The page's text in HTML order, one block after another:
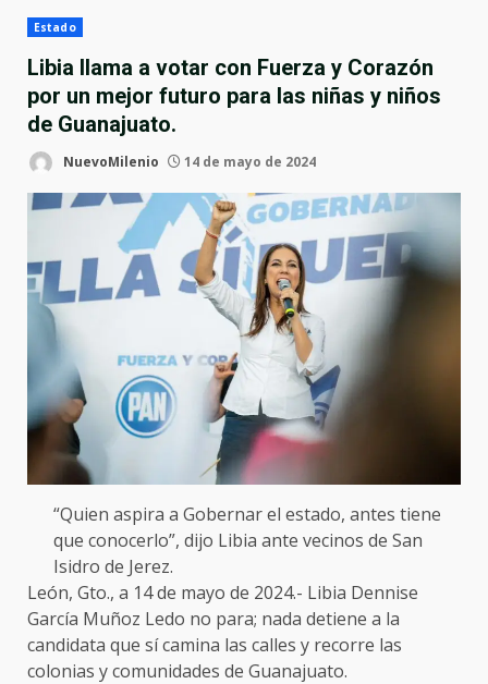
Estado
Libia llama a votar con Fuerza y Corazón
por un mejor futuro para las niñas y niños
de Guanajuato.
NuevoMilenio 14 de mayo de 2024
“Quien aspira a Gobernar el estado, antes tiene
que conocerlo”, dijo Libia ante vecinos de San
Isidro de Jerez.
León, Gto., a 14 de mayo de 2024.- Libia Dennise
García Muñoz Ledo no para; nada detiene a la
candidata que sí camina las calles y recorre las
colonias y comunidades de Guanajuato.